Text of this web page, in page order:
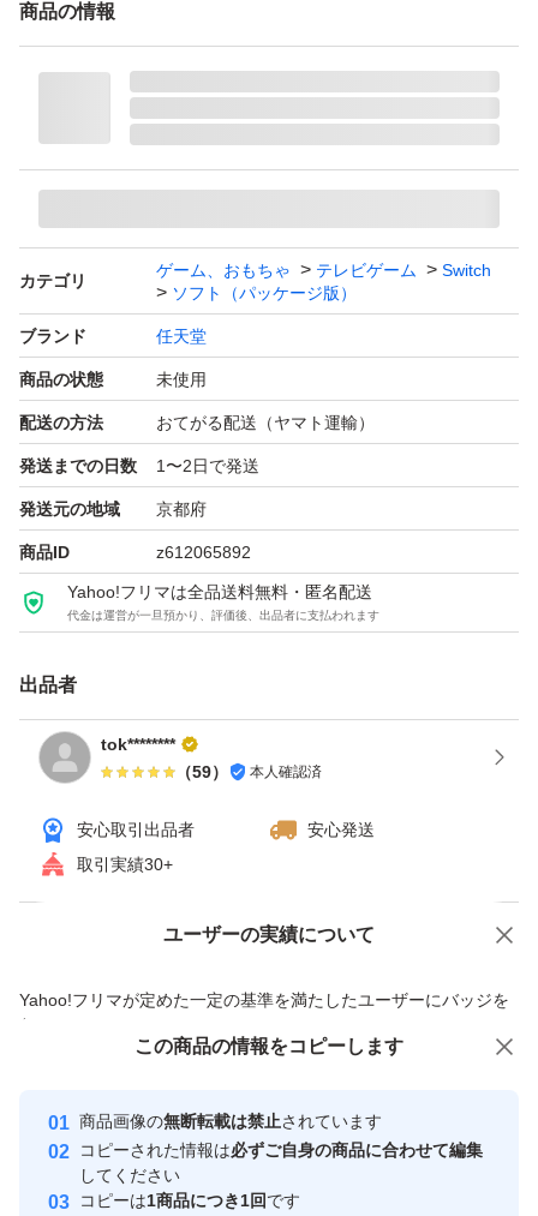
商品の情報
カテゴリ
ゲーム、おもちゃ テレビゲーム
Switch
ソフト（パッケージ版）
ブランド 任天堂
商品の状態 未使用
配送の方法 おてがる配送（ヤマト運輸）
発送までの日数 1〜2日で発送
発送元の地域 京都府
商品ID z612065892
Yahoo!フリマは全品送料無料・匿名配送
代金は運営が一旦預かり、評価後、出品者に支払われます
出品者
tok********
（59） 本人確認済
安心取引出品者
安心発送
取引実績30+
ユーザーの実績について
Yahoo!フリマが定めた一定の基準を満たしたユーザーにバッジを
付与しています
安心取引出品者
心・安全なユーザーです
取引実績
価格の相談 商品への質問
この商品の情報をコピーします
商品画像の無断転載は禁止されています
コピーされた情報は必ずご自身の商品に合わせて編集
してください
コピーは1商品につき1回です
この商品をみている人にオススメ